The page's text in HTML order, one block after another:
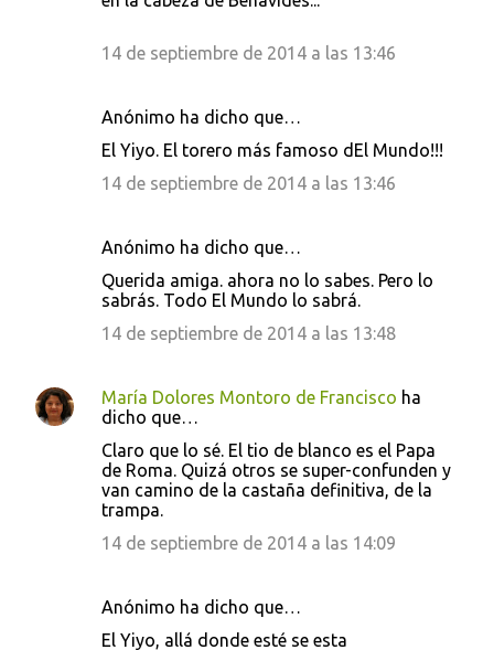
14 de septiembre de 2014 a las 13:46
Anónimo ha dicho que…
El Yiyo. El torero más famoso dEl Mundo!!!
14 de septiembre de 2014 a las 13:46
Anónimo ha dicho que…
Querida amiga. ahora no lo sabes. Pero lo
sabrás. Todo El Mundo lo sabrá.
14 de septiembre de 2014 a las 13:48
María Dolores Montoro de Francisco ha
dicho que…
Claro que lo sé. El tio de blanco es el Papa
de Roma. Quizá otros se super-confunden y
van camino de la castaña definitiva, de la
trampa.
14 de septiembre de 2014 a las 14:09
Anónimo ha dicho que…
El Yiyo, allá donde esté se esta